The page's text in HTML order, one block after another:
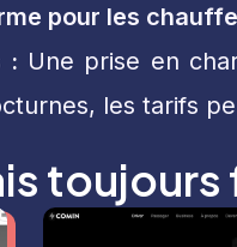
pour les
: Une prise en
les tarifs
toujours